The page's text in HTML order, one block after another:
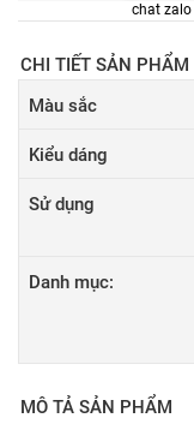
chat zalo
CHI TIẾT SẢN PHẨM
Màu sắc
Kiểu dáng
Sử dụng
Danh mục:
MÔ TẢ SẢN PHẨM